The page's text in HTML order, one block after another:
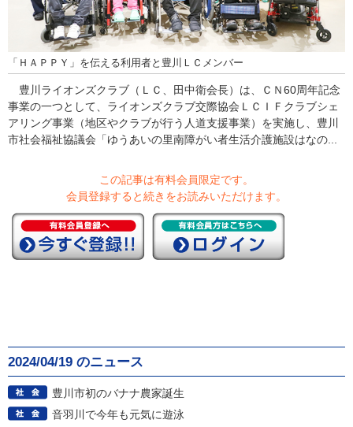
「ＨＡＰＰＹ」を伝える利用者と豊川ＬＣメンバー
豊川ライオンズクラブ（ＬＣ、田中衛会長）は、ＣＮ60周年記念
事業の一つとして、ライオンズクラブ交際協会ＬＣＩＦクラブシェ
アリング事業（地区やクラブが行う人道支援事業）を実施し、豊川
市社会福祉協議会「ゆうあいの里南障がい者生活介護施設はなの...
この記事は有料会員限定です。
会員登録すると続きをお読みいただけます。
2024/04/19 のニュース
豊川市初のバナナ農家誕生
音羽川で今年も元気に遊泳